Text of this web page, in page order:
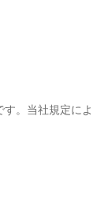
。当社規定によ